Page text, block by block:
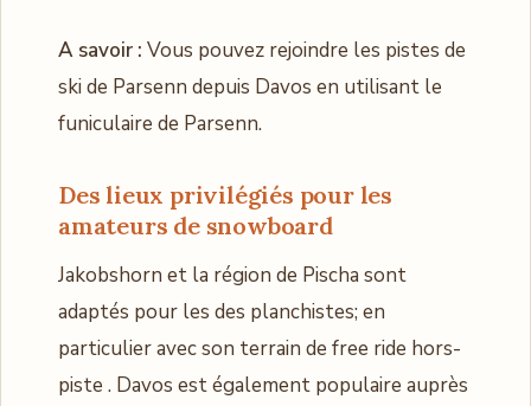
A savoir : Vous pouvez rejoindre les pistes de
ski de Parsenn depuis Davos en utilisant le
funiculaire de Parsenn.
Des lieux privilégiés pour les
amateurs de snowboard
Jakobshorn et la région de Pischa sont
adaptés pour les des planchistes; en
particulier avec son terrain de free ride hors-
piste . Davos est également populaire auprès